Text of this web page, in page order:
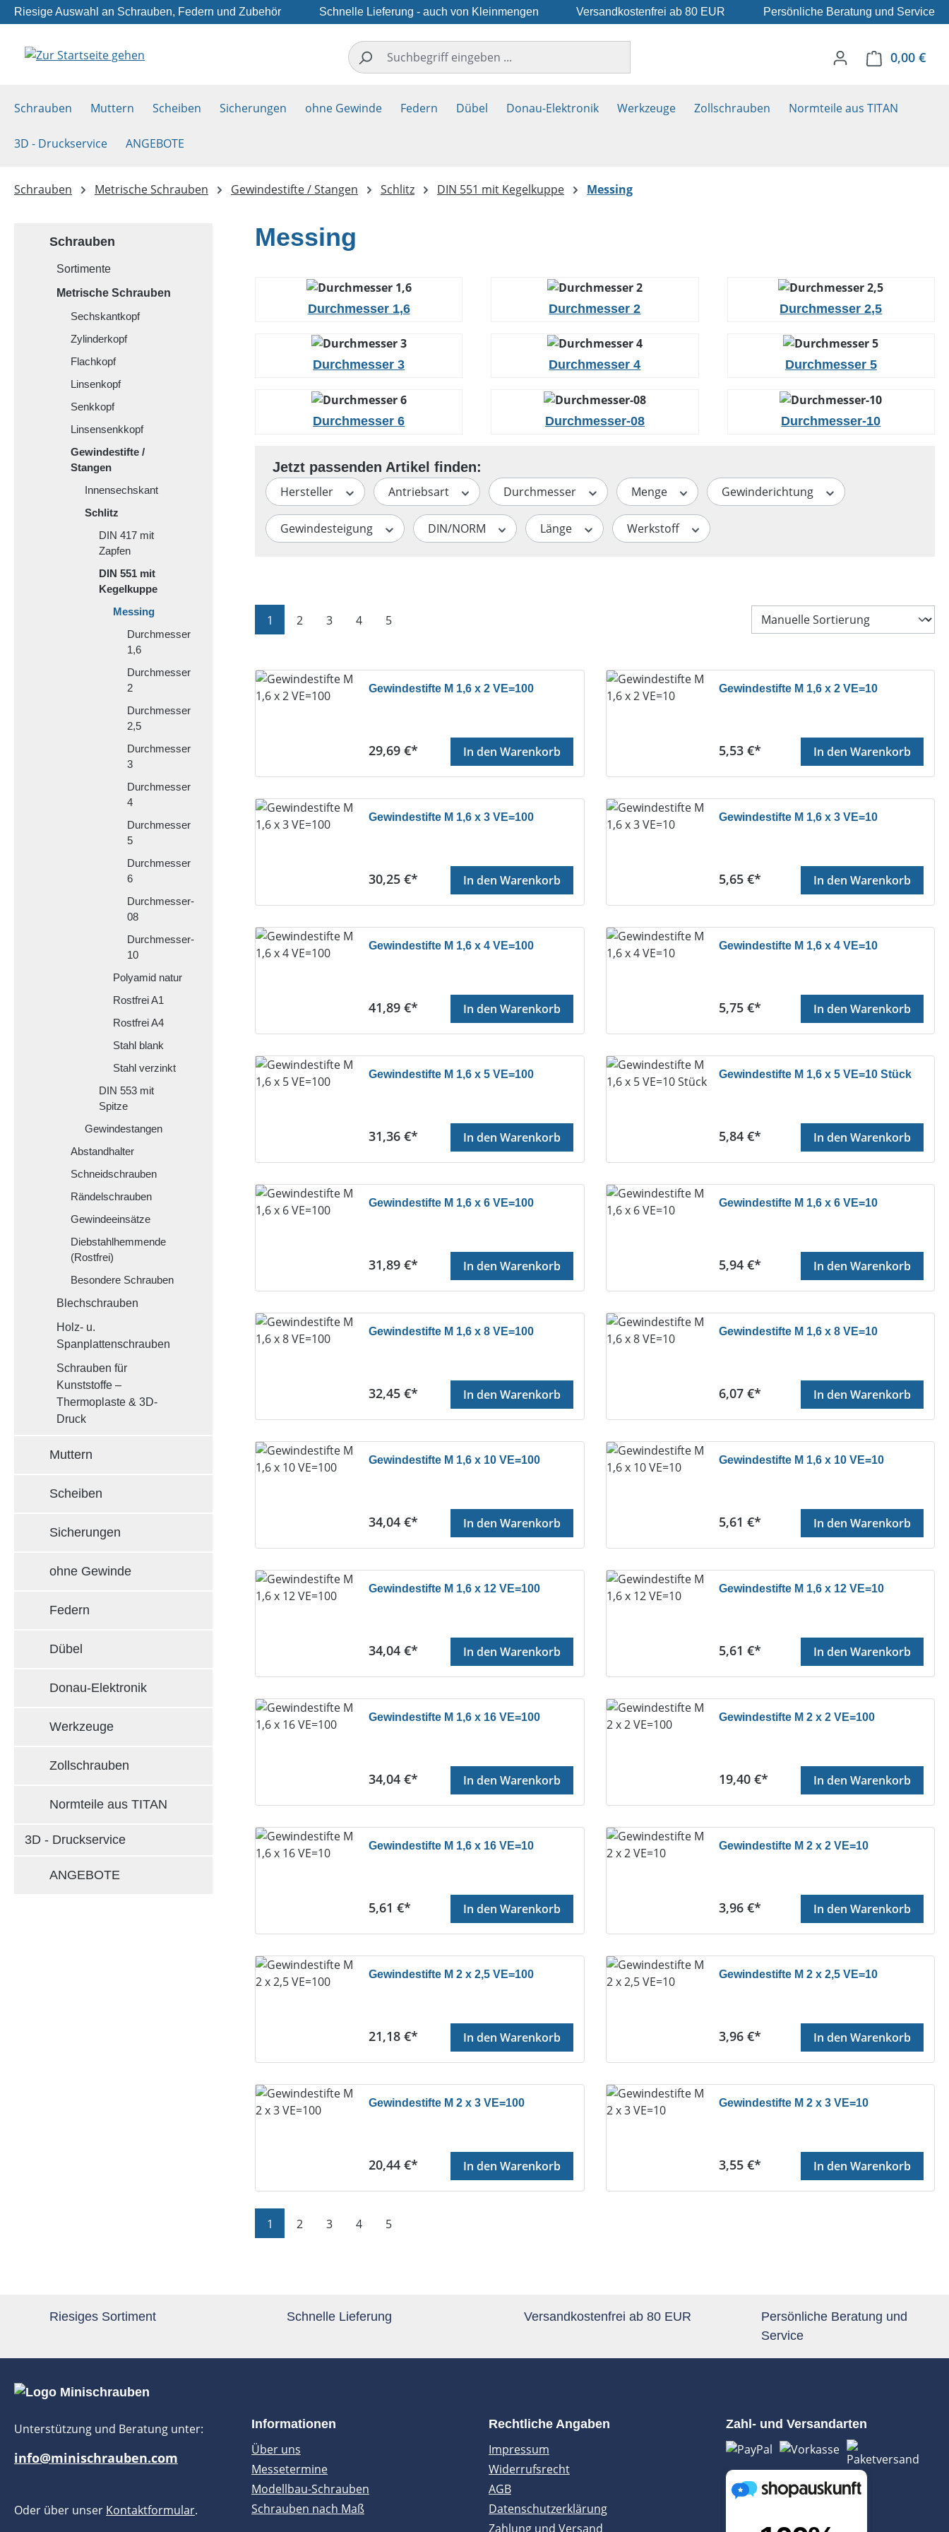
Hauptinhalt springen
Zur Suche springen
Zur Hauptnavigation springen
Riesige Auswahl an Schrauben, Federn und Zubehör Schnelle Lieferung - auch von Kleinmengen Versandkostenfrei ab 80 EUR Persönliche Beratung und Service
0,00 €
Schrauben Muttern Scheiben Sicherungen ohne Gewinde Federn Dübel Donau-Elektronik Werkzeuge Zollschrauben Normteile aus TITAN
3D - Druckservice ANGEBOTE
Schrauben Metrische Schrauben Gewindestifte / Stangen Schlitz DIN 551 mit Kegelkuppe Messing
Schrauben
Sortimente
Metrische Schrauben
Sechskantkopf
Zylinderkopf
Flachkopf
Linsenkopf
Senkkopf
Linsensenkkopf
Gewindestifte /
Stangen
Innensechskant
Schlitz
DIN 417 mit
Zapfen
DIN 551 mit
Kegelkuppe
Messing
Durchmesser
1,6
Durchmesser
2
Durchmesser
2,5
Durchmesser
3
Durchmesser
4
Durchmesser
5
Durchmesser
6
Durchmesser-
08
Durchmesser-
10
Polyamid natur
Rostfrei A1
Rostfrei A4
Stahl blank
Stahl verzinkt
DIN 553 mit
Spitze
Gewindestangen
Abstandhalter
Schneidschrauben
Rändelschrauben
Gewindeeinsätze
Diebstahlhemmende
(Rostfrei)
Besondere Schrauben
Blechschrauben
Holz- u.
Spanplattenschrauben
Schrauben für
Kunststoffe –
Thermoplaste & 3D-
Druck
Muttern
Scheiben
Sicherungen
ohne Gewinde
Federn
Dübel
Donau-Elektronik
Werkzeuge
Zollschrauben
Normteile aus TITAN
3D - Druckservice
ANGEBOTE
Messing
Durchmesser 1,6 Durchmesser 2 Durchmesser 2,5
Durchmesser 3 Durchmesser 4 Durchmesser 5
Durchmesser 6 Durchmesser-08 Durchmesser-10
Hersteller Antriebsart Durchmesser Menge Gewinderichtung
Gewindesteigung DIN/NORM Länge Werkstoff
Seite
1 Seite
2 Seite
3 Seite
4 Seite
5
Gewindestifte M 1,6 x 2 VE=100
Regulärer Preis:
29,69 €* In den Warenkorb
Gewindestifte M 1,6 x 2 VE=10
Regulärer Preis:
5,53 €* In den Warenkorb
Gewindestifte M 1,6 x 3 VE=100
Regulärer Preis:
30,25 €* In den Warenkorb
Gewindestifte M 1,6 x 3 VE=10
Regulärer Preis:
5,65 €* In den Warenkorb
Gewindestifte M 1,6 x 4 VE=100
Regulärer Preis:
41,89 €* In den Warenkorb
Gewindestifte M 1,6 x 4 VE=10
Regulärer Preis:
5,75 €* In den Warenkorb
Gewindestifte M 1,6 x 5 VE=100
Regulärer Preis:
31,36 €* In den Warenkorb
Gewindestifte M 1,6 x 5 VE=10 Stück
Regulärer Preis:
5,84 €* In den Warenkorb
Gewindestifte M 1,6 x 6 VE=100
Regulärer Preis:
31,89 €* In den Warenkorb
Gewindestifte M 1,6 x 6 VE=10
Regulärer Preis:
5,94 €* In den Warenkorb
Gewindestifte M 1,6 x 8 VE=100
Regulärer Preis:
32,45 €* In den Warenkorb
Gewindestifte M 1,6 x 8 VE=10
Regulärer Preis:
6,07 €* In den Warenkorb
Gewindestifte M 1,6 x 10 VE=100
Regulärer Preis:
34,04 €* In den Warenkorb
Gewindestifte M 1,6 x 10 VE=10
Regulärer Preis:
5,61 €* In den Warenkorb
Gewindestifte M 1,6 x 12 VE=100
Regulärer Preis:
34,04 €* In den Warenkorb
Gewindestifte M 1,6 x 12 VE=10
Regulärer Preis:
5,61 €* In den Warenkorb
Gewindestifte M 1,6 x 16 VE=100
Regulärer Preis:
34,04 €* In den Warenkorb
Gewindestifte M 2 x 2 VE=100
Regulärer Preis:
19,40 €* In den Warenkorb
Gewindestifte M 1,6 x 16 VE=10
Regulärer Preis:
5,61 €* In den Warenkorb
Gewindestifte M 2 x 2 VE=10
Regulärer Preis:
3,96 €* In den Warenkorb
Gewindestifte M 2 x 2,5 VE=100
Regulärer Preis:
21,18 €* In den Warenkorb
Gewindestifte M 2 x 2,5 VE=10
Regulärer Preis:
3,96 €* In den Warenkorb
Gewindestifte M 2 x 3 VE=100
Regulärer Preis:
20,44 €* In den Warenkorb
Gewindestifte M 2 x 3 VE=10
Regulärer Preis:
3,55 €* In den Warenkorb
Seite
1 Seite
2 Seite
3 Seite
4 Seite
5
Riesiges Sortiment Schnelle Lieferung Versandkostenfrei ab 80 EUR
Persönliche Beratung und
Service
Unterstützung und Beratung unter:
info@minischrauben.com
Oder über unser Kontaktformular.
Informationen
Über uns
Messetermine
Modellbau-Schrauben
Schrauben nach Maß
Rechtliche Angaben
Impressum
Widerrufsrecht
AGB
Datenschutzerklärung
Zahlung und Versand
Zahl- und Versandarten